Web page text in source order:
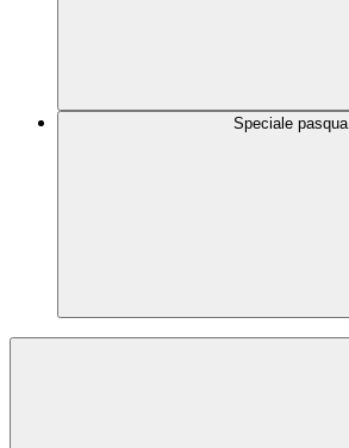
Speciale pasqua